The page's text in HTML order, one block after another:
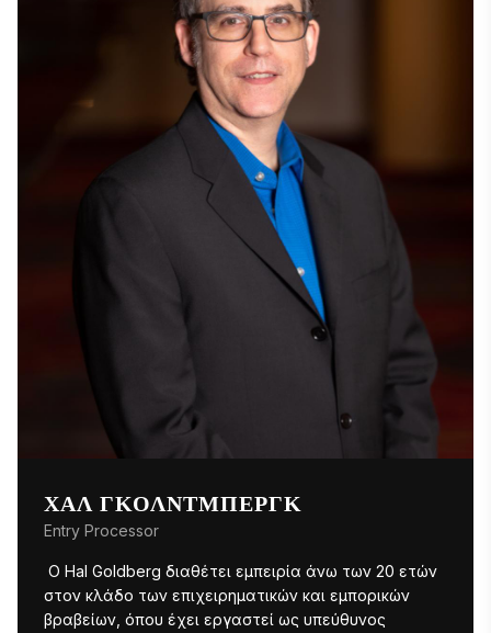
χώρες της περιοχής, παρέχοντας υποστήριξη στους
υποψηφίους και στο μάρκετινγκ των βραβείων και
των χορηγών τους.
ΧΑΛ ΓΚΌΛΝΤΜΠΕΡΓΚ
Entry Processor
Ο Hal Goldberg διαθέτει εμπειρία άνω των 20 ετών
στον κλάδο των επιχειρηματικών και εμπορικών
βραβείων, όπου έχει εργαστεί ως υπεύθυνος